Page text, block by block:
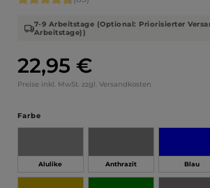
Regulärer Preis:
22,95 €
Preise inkl. MwSt. zzgl. Versandkosten
7-9 Arbeitstage (Optional: Priorisierter
Arbeitstage))
Farbeauswählen
Alulike Anthrazit Blau